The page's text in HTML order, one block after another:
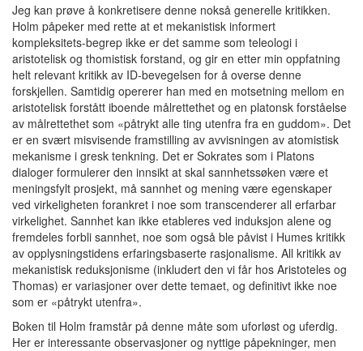
Jeg kan prøve å konkretisere denne nokså generelle kritikken.
Holm påpeker med rette at et mekanistisk informert
kompleksitets-begrep ikke er det samme som teleologi i
aristotelisk og thomistisk forstand, og gir en etter min oppfatning
helt relevant kritikk av ID-bevegelsen for å overse denne
forskjellen. Samtidig opererer han med en motsetning mellom en
aristotelisk forstått iboende målrettethet og en platonsk forståelse
av målrettethet som «påtrykt alle ting utenfra fra en guddom». Det
er en svært misvisende framstilling av avvisningen av atomistisk
mekanisme i gresk tenkning. Det er Sokrates som i Platons
dialoger formulerer den innsikt at skal sannhetssøken være et
meningsfylt prosjekt, må sannhet og mening være egenskaper
ved virkeligheten forankret i noe som transcenderer all erfarbar
virkelighet. Sannhet kan ikke etableres ved induksjon alene og
fremdeles forbli sannhet, noe som også ble påvist i Humes kritikk
av opplysningstidens erfaringsbaserte rasjonalisme. All kritikk av
mekanistisk reduksjonisme (inkludert den vi får hos Aristoteles og
Thomas) er variasjoner over dette temaet, og definitivt ikke noe
som er «påtrykt utenfra».
Boken til Holm framstår på denne måte som uforløst og uferdig.
Her er interessante observasjoner og nyttige påpekninger, men